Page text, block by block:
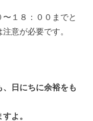
１８：００までと
意が必要です。
日にちに余裕をも
よ。